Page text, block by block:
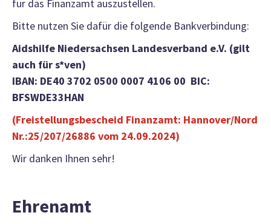
für das Finanzamt auszustellen.
Bitte nutzen Sie dafür die folgende Bankverbindung:
Aidshilfe Niedersachsen Landesverband e.V. (gilt
auch für s*ven)
IBAN: DE40 3702 0500 0007 4106 00 BIC:
BFSWDE33HAN
(Freistellungsbescheid Finanzamt: Hannover/Nord
Nr.:25/207/26886 vom 24.09.2024)
Wir danken Ihnen sehr!
Ehrenamt